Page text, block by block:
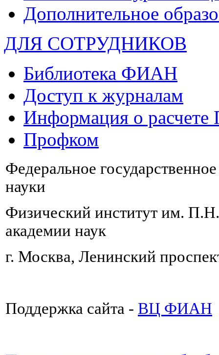
Дополнительное
ДЛЯ СОТРУДНИКОВ
Библиотека ФИАН
Доступ к журналам
Информация о
Профком
Федеральное
науки
Физический институт им.
академии наук
г. Москва, Ленинский
Поддержка сайта - ВЦ ФИАН